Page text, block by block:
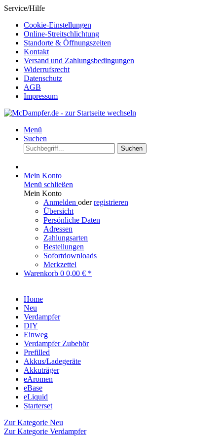
Service/Hilfe
Cookie-Einstellungen
Online-Streitschlichtung
Standorte & Öffnungszeiten
Kontakt
Versand und Zahlungsbedingungen
Widerrufsrecht
Datenschutz
AGB
Impressum
Menü
Suchen
Suchen
Mein Konto
Menü schließen
Mein Konto
Anmelden oderregistrieren
Übersicht
Persönliche Daten
Adressen
Zahlungsarten
Bestellungen
Sofortdownloads
Merkzettel
Warenkorb 0 0,00 € *
Home
Neu
Verdampfer
DIY
Einweg
Verdampfer Zubehör
Prefilled
Akkus/Ladegeräte
Akkuträger
eAromen
eBase
eLiquid
Starterset
Zur Kategorie Neu
Zur Kategorie Verdampfer